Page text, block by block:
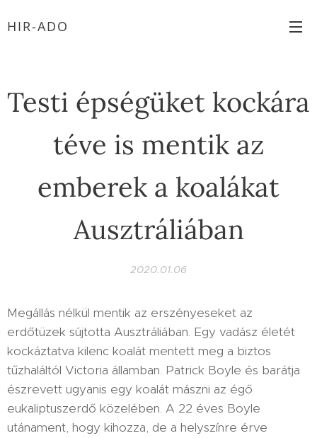
HIR-ADO
Testi épségüket kockára
téve is mentik az
emberek a koalákat
Ausztráliában
2020.01.06
Megállás nélkül mentik az erszényeseket az
erdőtüzek sújtotta Ausztráliában. Egy vadász életét
kockáztatva kilenc koalát mentett meg a biztos
tűzhaláltól Victoria államban. Patrick Boyle és barátja
észrevett ugyanis egy koalát mászni az égő
eukaliptuszerdő közelében. A 22 éves Boyle
utánament, hogy kihozza, de a helyszínre érve